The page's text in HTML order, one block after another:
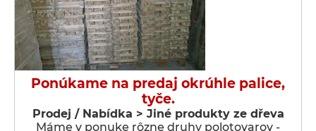
Ponúkame na predaj okrúhle palice,
tyče.
Prodej / Nabídka > Jiné produkty ze dřeva
Máme v ponuke rôzne druhy polotovarov -